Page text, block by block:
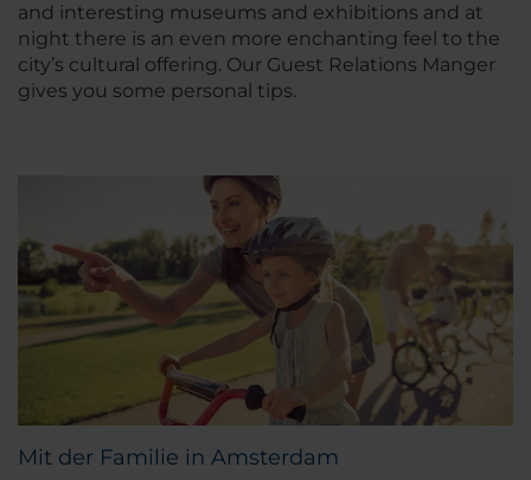
and interesting museums and exhibitions and at
night there is an even more enchanting feel to the
city’s cultural offering. Our Guest Relations Manger
gives you some personal tips.
Mit der Familie in Amsterdam